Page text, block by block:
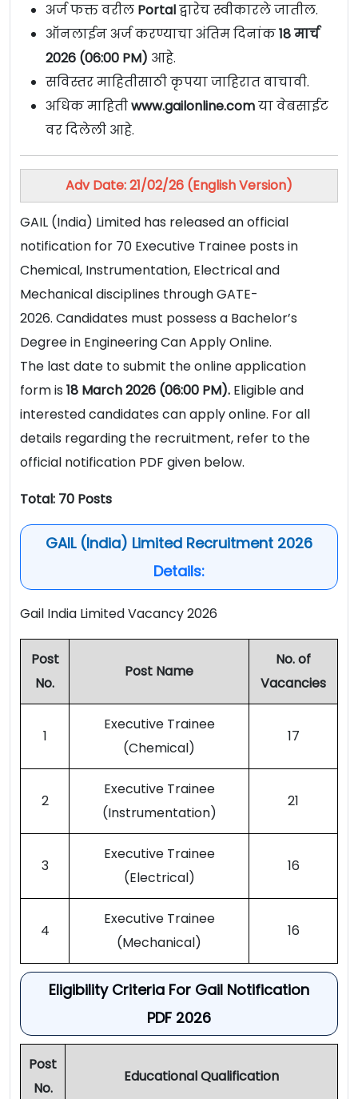
अर्ज फक्त वरील Portalद्वारेच स्वीकारले जातील.
ऑनलाईन अर्ज करण्याचा अंतिम दिनांक18 मार्च
2026 (06:00 PM) आहे.
सविस्तर माहितीसाठी कृपया जाहिरात वाचावी.
अधिक माहितीwww.gailonline.comया वेबसाईट
वर दिलेली आहे.
Adv Date: 21/02/26 (English Version)
GAIL (India) Limited has released an official
notification for 70 Executive Trainee posts in
Chemical, Instrumentation, Electrical and
Mechanical disciplines through GATE-
2026. Candidates must possess a Bachelor’s
Degree in Engineering Can Apply Online.
The last date to submit the online application
form is 18 March 2026 (06:00 PM). Eligible and
interested candidates can apply online. For all
details regarding the recruitment, refer to the
official notification PDF given below.
Total: 70 Posts
GAIL (India) Limited Recruitment 2026
Details:
Gail India Limited Vacancy 2026
Post
No.
Post Name
No. of
Vacancies
1
Executive Trainee
(Chemical)
17
2
Executive Trainee
(Instrumentation)
21
3
Executive Trainee
(Electrical)
16
4
Executive Trainee
(Mechanical)
16
Eligibility Criteria For Gail Notification
PDF 2026
Post
No.
Educational Qualification